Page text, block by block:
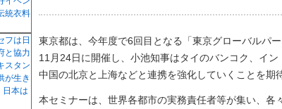
東京都は、今年度で6回目となる「東京グローバルパ
11月24日に開催し、小池知事はタイのバンコク、イン
中国の北京と上海などと連携を強化していくことを期
本セミナーは、世界各都市の実務責任者等が集い、各
統衣料
フは日
と協力
スタン
が生き
日本は